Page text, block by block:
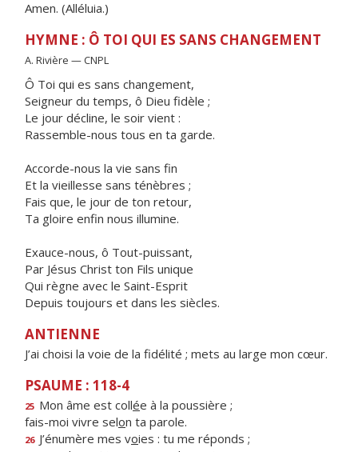
Amen. (Alléluia.)
HYMNE : Ô TOI QUI ES SANS CHANGEMENT
A. Rivière — CNPL
Ô Toi qui es sans changement,
Seigneur du temps, ô Dieu fidèle ;
Le jour décline, le soir vient :
Rassemble-nous tous en ta garde.
Accorde-nous la vie sans fin
Et la vieillesse sans ténèbres ;
Fais que, le jour de ton retour,
Ta gloire enfin nous illumine.
Exauce-nous, ô Tout-puissant,
Par Jésus Christ ton Fils unique
Qui règne avec le Saint-Esprit
Depuis toujours et dans les siècles.
ANTIENNE
J’ai choisi la voie de la fidélité ; mets au large mon cœur.
PSAUME : 118-4
25 Mon âme est collée à la poussière ;
fais-moi vivre selon ta parole.
26 J’énumère mes voies : tu me réponds ;